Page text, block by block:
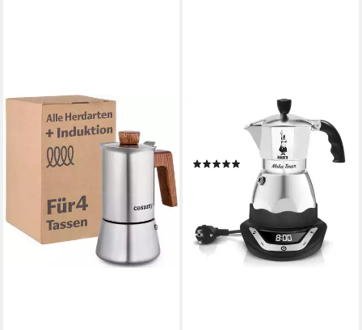
Espressomaschine, in Silber,
365W, für 3 Tassen
lieferbar - in 4-5 Werktagen bei dir